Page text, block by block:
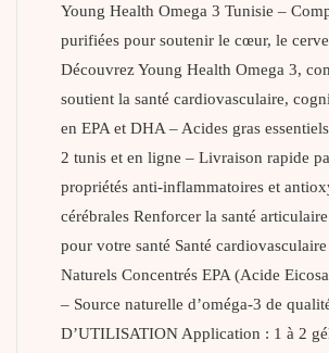
Young Health Omega 3 Tunisie –
purifiées pour soutenir le cœur, le
Découvrez Young Health Omega 3,
soutient la santé cardiovasculaire,
en EPA et DHA – Acides gras
2 tunis et en ligne – Livraison rapide
propriétés anti-inflammatoires et
cérébrales Renforcer la santé
pour votre santé Santé
Naturels Concentrés EPA (Acide
– Source naturelle d’oméga-3 de
D’UTILISATION Application : 1 à 2